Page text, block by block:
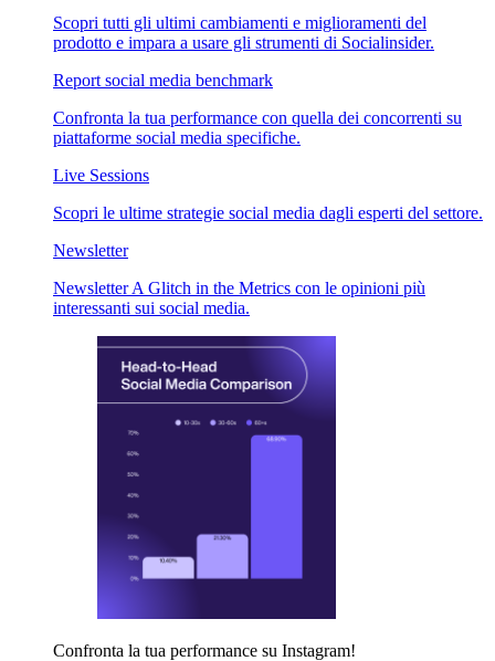
Scopri tutti gli ultimi cambiamenti e miglioramenti del
prodotto e impara a usare gli strumenti di Socialinsider.
Report social media benchmark
Confronta la tua performance con quella dei concorrenti su
piattaforme social media specifiche.
Live Sessions
Scopri le ultime strategie social media dagli esperti del settore.
Newsletter
Newsletter A Glitch in the Metrics con le opinioni più
interessanti sui social media.
Confronta la tua performance su Instagram!